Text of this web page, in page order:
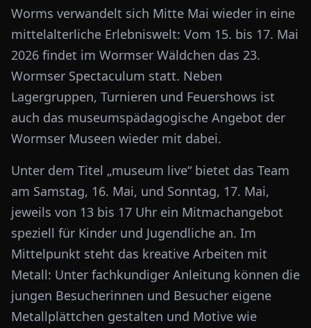
Worms verwandelt sich Mitte Mai wieder in eine
mittelalterliche Erlebniswelt: Vom 15. bis 17. Mai
2026 findet im Wormser Wäldchen das 23.
Wormser Spectaculum statt. Neben
Lagergruppen, Turnieren und Feuershows ist
auch das museumspädagogische Angebot der
Wormser Museen wieder mit dabei.
Unter dem Titel „museum live“ bietet das Team
am Samstag, 16. Mai, und Sonntag, 17. Mai,
jeweils von 13 bis 17 Uhr ein Mitmachangebot
speziell für Kinder und Jugendliche an. Im
Mittelpunkt steht das kreative Arbeiten mit
Metall: Unter fachkundiger Anleitung können die
jungen Besucherinnen und Besucher eigene
Metallplättchen gestalten und Motive wie